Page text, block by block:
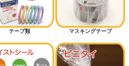
テープ類 マスキングテープ